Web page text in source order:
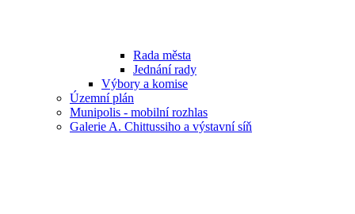
Rada města
Jednání rady
Výbory a komise
Územní plán
Munipolis - mobilní rozhlas
Galerie A. Chittussiho a výstavní síň